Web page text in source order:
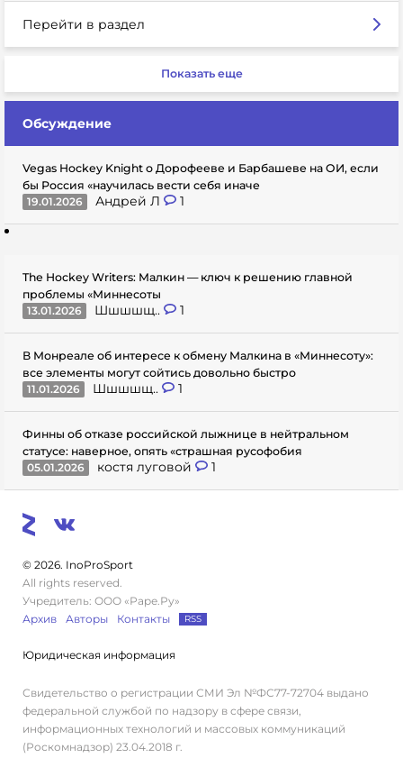
Перейти в раздел
Показать еще
Обсуждение
Vegas Hockey Knight о Дорофееве и Барбашеве на ОИ, если
бы Россия «научилась вести себя иначе
19.01.2026
Андрей Л 1
The Hockey Writers: Малкин — ключ к решению главной
проблемы «Миннесоты
13.01.2026
Шшшшщ.. 1
В Монреале об интересе к обмену Малкина в «Миннесоту»:
все элементы могут сойтись довольно быстро
11.01.2026
Шшшшщ.. 1
Финны об отказе российской лыжнице в нейтральном
статусе: наверное, опять «страшная русофобия
05.01.2026
костя луговой 1
© 2026. InoProSport
All rights reserved.
Учредитель: ООО «Раре.Ру»
Архив
Авторы Контакты RSS
Юридическая информация
Свидетельство о регистрации СМИ Эл №ФС77-72704 выдано
федеральной службой по надзору в сфере связи,
информационных технологий и массовых коммуникаций
(Роскомнадзор) 23.04.2018 г.